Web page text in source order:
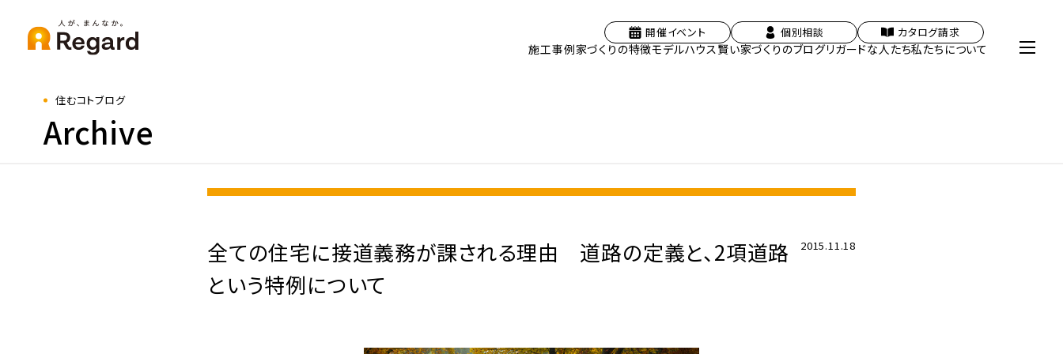
開催イベント 個別相談 カタログ請求
施工事例家づくりの特徴モデルハウス賢い家づくりのブログリガードな人たち私たちについて
住むコトブログ
Archive
全ての住宅に接道義務が課される理由 道路の定義と、2項道路
という特例について
2015.11.18